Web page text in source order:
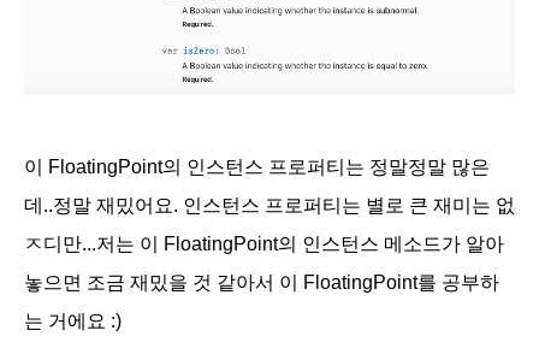
이 FloatingPoint의 인스턴스 프로퍼티는 정말정말 많은
데..정말 재밌어요. 인스턴스 프로퍼티는 별로 큰 재미는 없
ㅈ디만...저는 이 FloatingPoint의 인스턴스 메소드가 알아
놓으면 조금 재밌을 것 같아서 이 FloatingPoint를 공부하
는 거에요 :)